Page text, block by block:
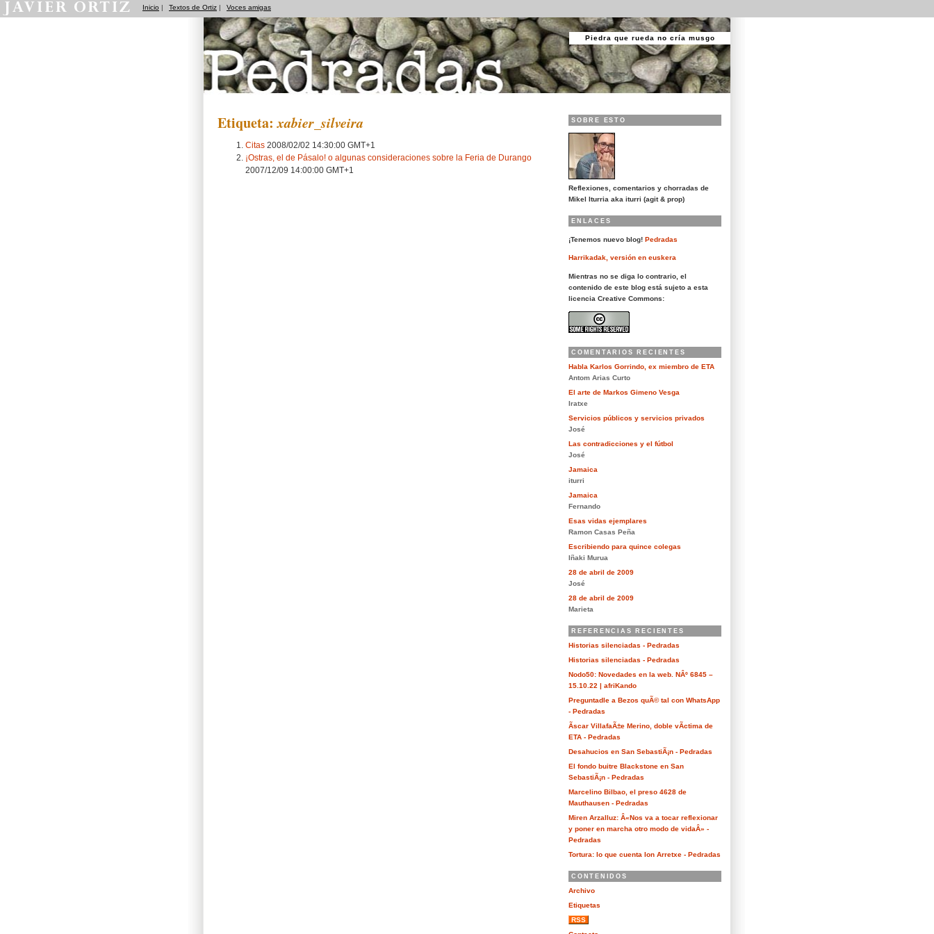
Inicio | Textos de Ortiz | Voces amigas
Piedra que rueda no cría musgo
Etiqueta:xabier_silveira
Citas 2008/02/02 14:30:00 GMT+1
¡Ostras, el de Pásalo! o algunas consideraciones sobre la Feria de Durango
2007/12/09 14:00:00 GMT+1
SOBRE ESTO
Reflexiones, comentarios y chorradas de
Mikel Iturria aka iturri (agit & prop)
ENLACES
¡Tenemos nuevo blog! Pedradas
Harrikadak, versión en euskera
Mientras no se diga lo contrario, el
contenido de este blog está sujeto a esta
licencia Creative Commons:
COMENTARIOS RECIENTES
Habla Karlos Gorrindo, ex miembro de ETA
Antom Arias Curto
El arte de Markos Gimeno Vesga
Iratxe
Servicios públicos y servicios privados
José
Las contradicciones y el fútbol
José
Jamaica
iturri
Jamaica
Fernando
Esas vidas ejemplares
Ramon Casas Peña
Escribiendo para quince colegas
Iñaki Murua
28 de abril de 2009
José
28 de abril de 2009
Marieta
REFERENCIAS RECIENTES
Historias silenciadas - Pedradas
Historias silenciadas - Pedradas
Nodo50: Novedades en la web. NÂº 6845 –
15.10.22 | afriKando
Preguntadle a Bezos quÃ© tal con WhatsApp
- Pedradas
Ãscar VillafaÃ±e Merino, doble vÃ­ctima de
ETA - Pedradas
Desahucios en San SebastiÃ¡n - Pedradas
El fondo buitre Blackstone en San
SebastiÃ¡n - Pedradas
Marcelino Bilbao, el preso 4628 de
Mauthausen - Pedradas
Miren Arzalluz: Â«Nos va a tocar reflexionar
y poner en marcha otro modo de vidaÂ» -
Pedradas
Tortura: lo que cuenta Ion Arretxe - Pedradas
CONTENIDOS
Archivo
Etiquetas
RSS